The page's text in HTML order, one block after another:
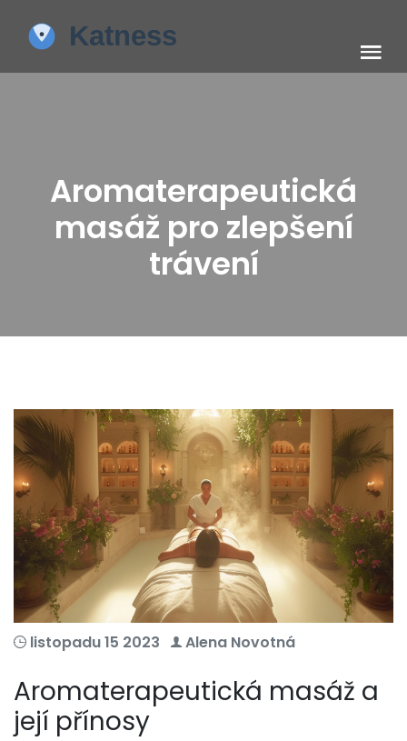
Aromaterapeutická
masáž pro zlepšení
trávení
listopadu 15 2023 Alena Novotná
Aromaterapeutická masáž a
její přínosy